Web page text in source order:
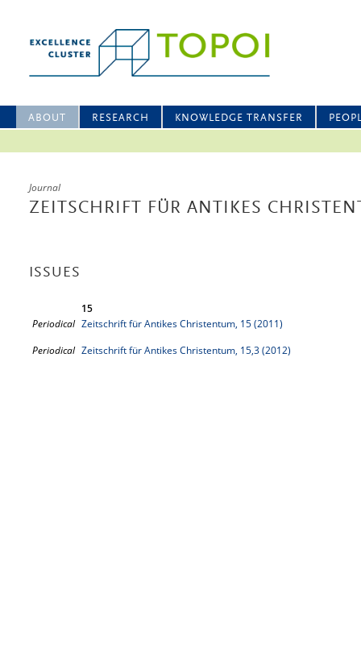
ABOUT RESEARCH KNOWLEDGE TRANSFER
Journal
ZEITSCHRIFT FÜR ANTIKES
ISSUES
15
Periodical Zeitschrift für Antikes Christentum, 15 (2011)
Periodical Zeitschrift für Antikes Christentum, 15,3 (2012)